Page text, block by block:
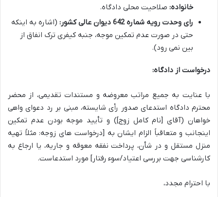
خانواده: صلاحیت محلی دادگاه.
رای وحدت رویه شماره 642 دیوان عالی کشور:
(اشاره به اینکه
حتی در صورت عدم تمکین موجه، جنبه کیفری ترک انفاق از
بین نمی رود).
درخواست از دادگاه:
با عنایت به جمیع مراتب معروضه و مستندات تقدیمی، از محضر
محترم دادگاه استدعای صدور رأی شایسته، مبنی بر رد دعوای واهی
خواهان (آقای [نام کامل زوج]) و تأیید موجه بودن عدم تمکین
اینجانب و متعاقباً الزام ایشان به [درخواست های زوجه: مثلاً تهیه
منزل مستقل و در شأن، پرداخت نفقه معوقه و جاریه، یا ارجاع به
کارشناسی جهت بررسی اعتیاد/سوء رفتار] مورد استدعاست.
با احترام مجدد،